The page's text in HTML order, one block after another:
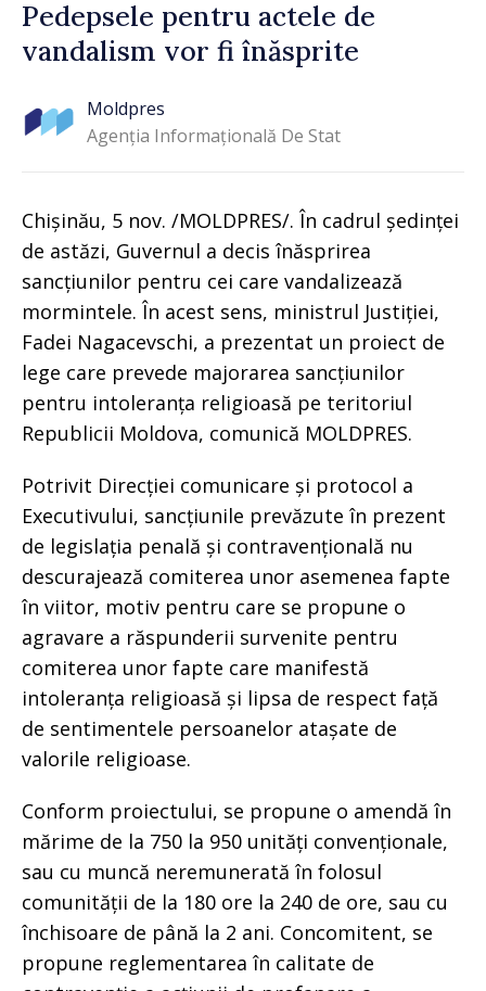
Pedepsele pentru actele de
vandalism vor fi înăsprite
Moldpres
Agenția Informațională De Stat
Chișinău, 5 nov. /MOLDPRES/. În cadrul ședinței
de astăzi, Guvernul a decis înăsprirea
sancțiunilor pentru cei care vandalizează
mormintele. În acest sens, ministrul Justiției,
Fadei Nagacevschi, a prezentat un proiect de
lege care prevede majorarea sancțiunilor
pentru intoleranța religioasă pe teritoriul
Republicii Moldova, comunică MOLDPRES.
Potrivit Direcției comunicare și protocol a
Executivului, sancțiunile prevăzute în prezent
de legislația penală și contravențională nu
descurajează comiterea unor asemenea fapte
în viitor, motiv pentru care se propune o
agravare a răspunderii survenite pentru
comiterea unor fapte care manifestă
intoleranța religioasă și lipsa de respect față
de sentimentele persoanelor atașate de
valorile religioase.
Conform proiectului, se propune o amendă în
mărime de la 750 la 950 unități convenționale,
sau cu muncă neremunerată în folosul
comunității de la 180 ore la 240 de ore, sau cu
închisoare de până la 2 ani. Concomitent, se
propune reglementarea în calitate de